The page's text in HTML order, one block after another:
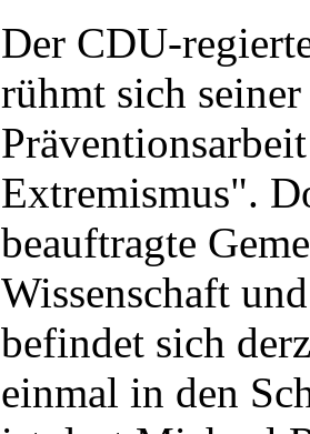
Der CDU-
rühmt sich
Extremismus".
beauftragte
Wissenschaft
befindet sich
einmal in den